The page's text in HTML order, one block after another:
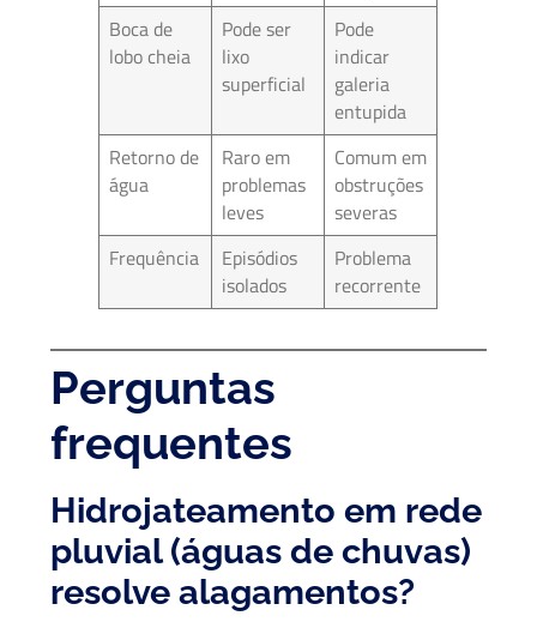
Boca de
lobo cheia
Pode ser
lixo
superficial
Pode
indicar
galeria
entupida
Retorno de
água
Raro em
problemas
leves
Comum em
obstruções
severas
Frequência
Episódios
isolados
Problema
recorrente
Perguntas
frequentes
Hidrojateamento em rede
pluvial (águas de chuvas)
resolve alagamentos?